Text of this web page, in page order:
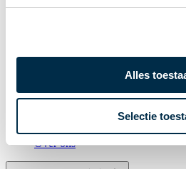
Alles
Selectie
Deelnemers in het
Begrippenlijst
Over ons